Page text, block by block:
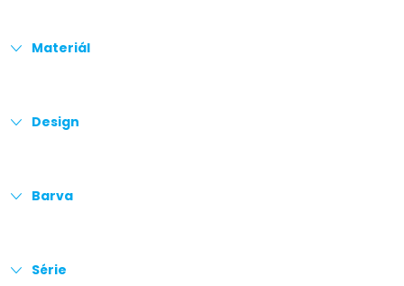
Materiál
Design
Barva
Série